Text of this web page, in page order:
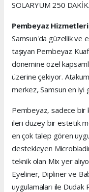
SOLARYUM 250
Pembeyaz
Samsun'da güzellik ve
taşıyan Pembeyaz
dönemine özel
üzerine çekiyor.
merkez, Samsun en iyi
Pembeyaz, sadece bir
ileri düzey bir estetik
en çok talep gören
destekleyen
teknik olan Mix yer
Eyeliner, Dipliner ve
uygulamaları ile